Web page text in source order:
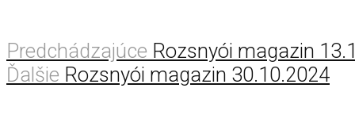
Predchádzajúce Rozsnyói magazin
Ďalšie Rozsnyói magazin 30.10.2024